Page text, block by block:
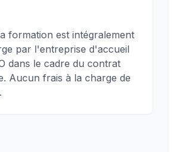
formation est intégralement
par l'entreprise d'accueil
dans le cadre du contrat
Aucun frais à la charge de